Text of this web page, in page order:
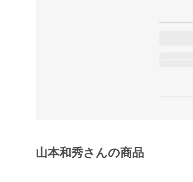
山本和秀さんの商品